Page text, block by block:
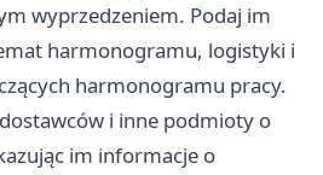
wyprzedzeniem. Podaj im
harmonogramu, logistyki i
harmonogramu pracy.
i inne podmioty o
im informacje o